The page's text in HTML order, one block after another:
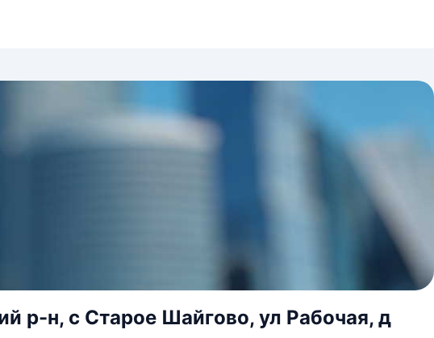
р-н, с Старое Шайгово, ул Рабочая, д